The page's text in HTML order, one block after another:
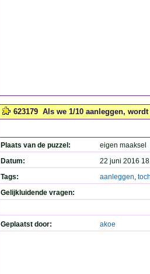
623179 Als we 1/10 aanleggen,
Plaats van de puzzel:
eigen maaksel
Datum:
22 juni 2016
Tags:
aanleggen,
Gelijkluidende vragen:
Geplaatst door: akoe